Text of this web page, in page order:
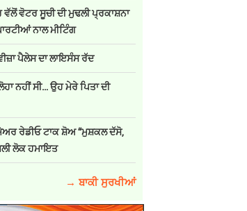
ਵੱਲੋਂ ਵੋਟਰ ਸੂਚੀ ਦੀ ਮੁਢਲੀ ਪ੍ਰਕਾਸ਼ਨਾ
ਨਾਲ ਮੀਟਿੰਗ
ਪੈਲੇਸ ਦਾ ਲਾਇਸੰਸ ਰੱਦ
ਨਹੀਂ ਸੀ… ਉਹ ਮੇਰੇ ਪਿਤਾ ਦੀ
ਰੇਡੀਓ ਟਾਕ ਸ਼ੋਅ “ਮੁਸ਼ਕਲ ਦੱਸੋ,
ਲੋਕ ਹਮਾਇਤ
→ ਬਾਕੀ ਸੁਰਖੀਆਂ